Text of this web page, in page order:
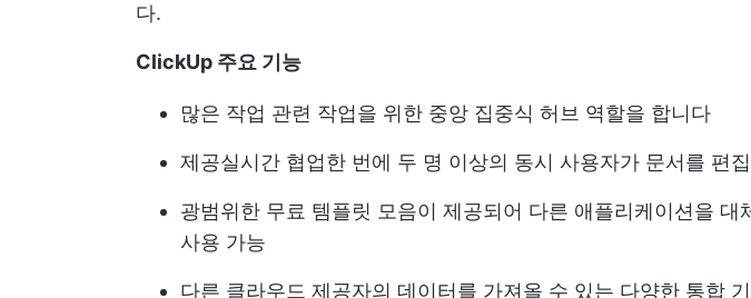
다.
ClickUp 주요 기능
많은 작업 관련 작업을 위한 중앙 집중식 허브 역할을 합니다
제공실시간 협업한 번에 두 명 이상의 동시 사용자가 문서를 편
광범위한 무료 템플릿 모음이 제공되어 다른 애플리케이션을 대
사용 가능
다른 클라우드 제공자의 데이터를 가져올 수 있는 다양한 통합